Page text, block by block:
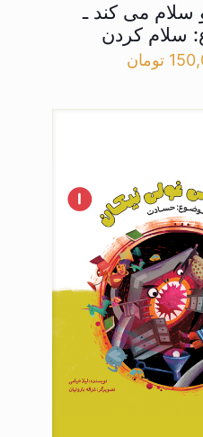
سلام می کند ـ
سلام کردن
تومان